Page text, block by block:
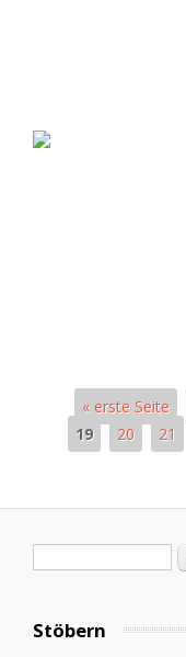
« erste Seite
19
20 21
Stöbern